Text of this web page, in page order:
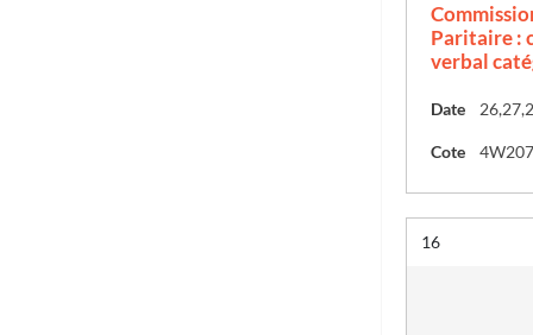
Paritaire :
verbal
Date
Cote 4W207
Résultat n°
16